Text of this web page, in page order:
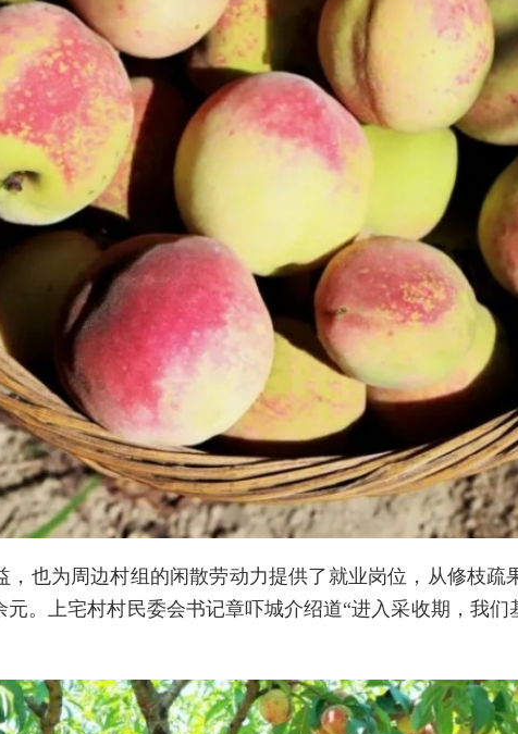
也为周边村组的闲散劳动力提供了就业岗位，从修枝疏
。上宅村村民委会书记章吓城介绍道“进入采收期，我